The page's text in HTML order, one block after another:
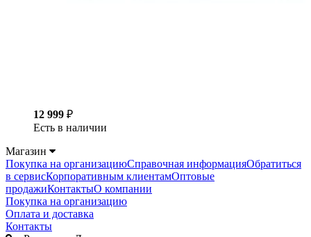
12 999 ₽
Есть в наличии
Магазин
Покупка на организациюСправочная информацияОбратиться
в сервисКорпоративным клиентамОптовые
продажиКонтактыО компании
Покупка на организацию
Оплата и доставка
Контакты